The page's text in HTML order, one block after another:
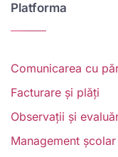
Platforma
Comunicarea cu
Facturare și plăți
Observații și
Management școlar